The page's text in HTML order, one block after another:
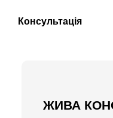
Консультація
ЖИВА